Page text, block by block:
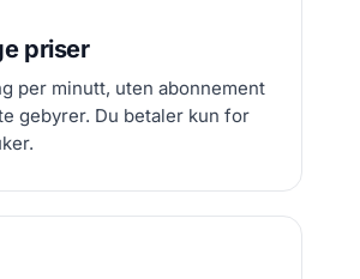
priser
per minutt, uten abonnement
gebyrer. Du betaler kun for